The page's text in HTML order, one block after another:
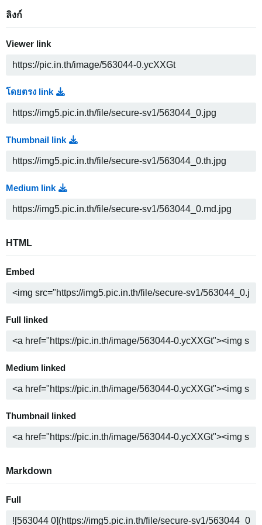
ลิงก์
Viewer link
โดยตรง link
Thumbnail link
Medium link
HTML
Embed
Full linked
Medium linked
Thumbnail linked
Markdown
Full